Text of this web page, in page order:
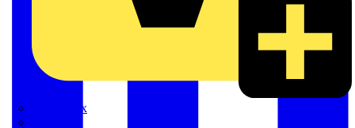
Adaptaflex